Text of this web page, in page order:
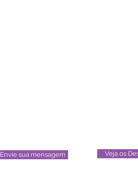
Envie sua mensagem Veja os